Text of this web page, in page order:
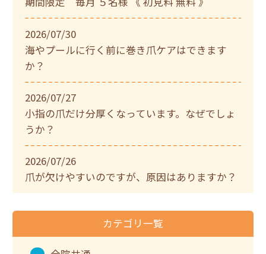
2026/07/30
海やプールに行く前に巻き爪ケアはできます
か？
2026/07/27
小指の爪だけ分厚くなっています。なぜでしょ
うか？
2026/07/26
爪が欠けやすいのですが、原因はありますか？
カテゴリ一覧